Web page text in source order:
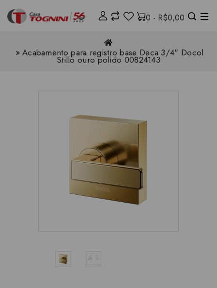
0 - R$0,00
Acabamento para registro base Deca 3/4" Docol
Stillo ouro polido 00824143